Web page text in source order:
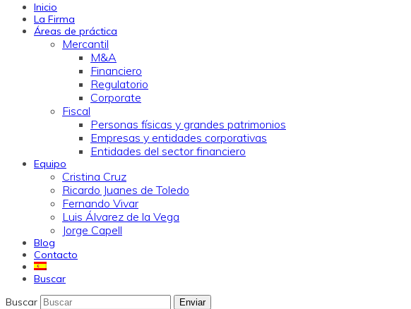
Inicio
La Firma
Áreas de práctica
Mercantil
M&A
Financiero
Regulatorio
Corporate
Fiscal
Personas físicas y grandes patrimonios
Empresas y entidades corporativas
Entidades del sector financiero
Equipo
Cristina Cruz
Ricardo Juanes de Toledo
Fernando Vivar
Luis Álvarez de la Vega
Jorge Capell
Blog
Contacto
Buscar
Buscar
Enviar